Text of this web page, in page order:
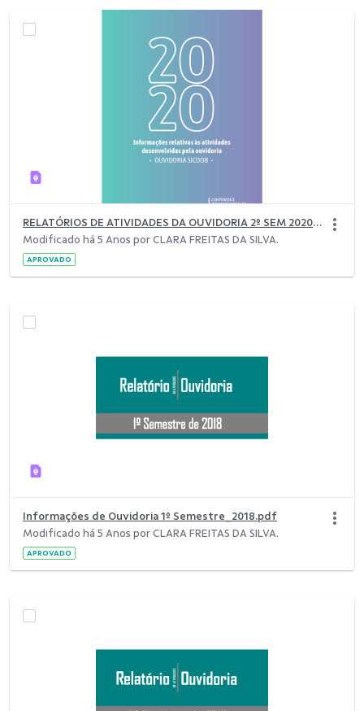
RELATÓRIOS DE ATIVIDADES DA OUVIDORIA 2º SEM 2020 (1).pdf
Modificado há 5 Anos por CLARA FREITAS DA SILVA.
APROVADO
Informações de Ouvidoria 1º Semestre_2018.pdf
Modificado há 5 Anos por CLARA FREITAS DA SILVA.
APROVADO